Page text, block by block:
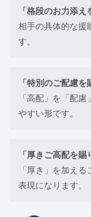
「格段のお力添え
相手の具体的な援
す。
「特別のご配慮を
「高配」を「配
やすい形です。
「厚きご高配を賜
「厚き」を加え
表現になります。